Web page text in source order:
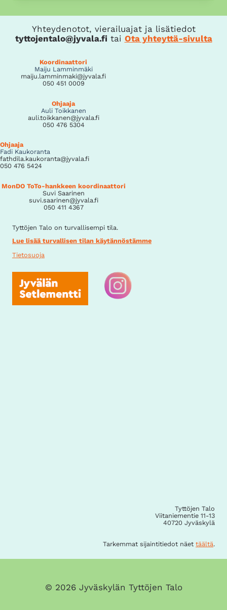
Yhteydenotot, vierailuajat ja lisätiedot
tyttojentalo@jyvala.fitai Ota yhteyttä-sivulta
Koordinaattori
Maiju Lamminmäki
maiju.lamminmaki@jyvala.fi
050 451 0009
Ohjaaja
Auli Toikkanen
auli.toikkanen@jyvala.fi
050 476 5304
Ohjaaja
Fadi Kaukoranta
fathdila.kaukoranta@jyvala.fi
050 476 5424
MonDO ToTo-hankkeen koordinaattori
Suvi Saarinen
suvi.saarinen@jyvala.fi
050 411 4367
Tyttöjen Talo on turvallisempi tila.
Lue lisää turvallisen tilan käytännöstämme
Tietosuoja
Tyttöjen Talo
Viitaniementie 11-13
40720 Jyväskylä
Tarkemmat sijaintitiedot näet täältä.
© 2026 Jyväskylän Tyttöjen Talo